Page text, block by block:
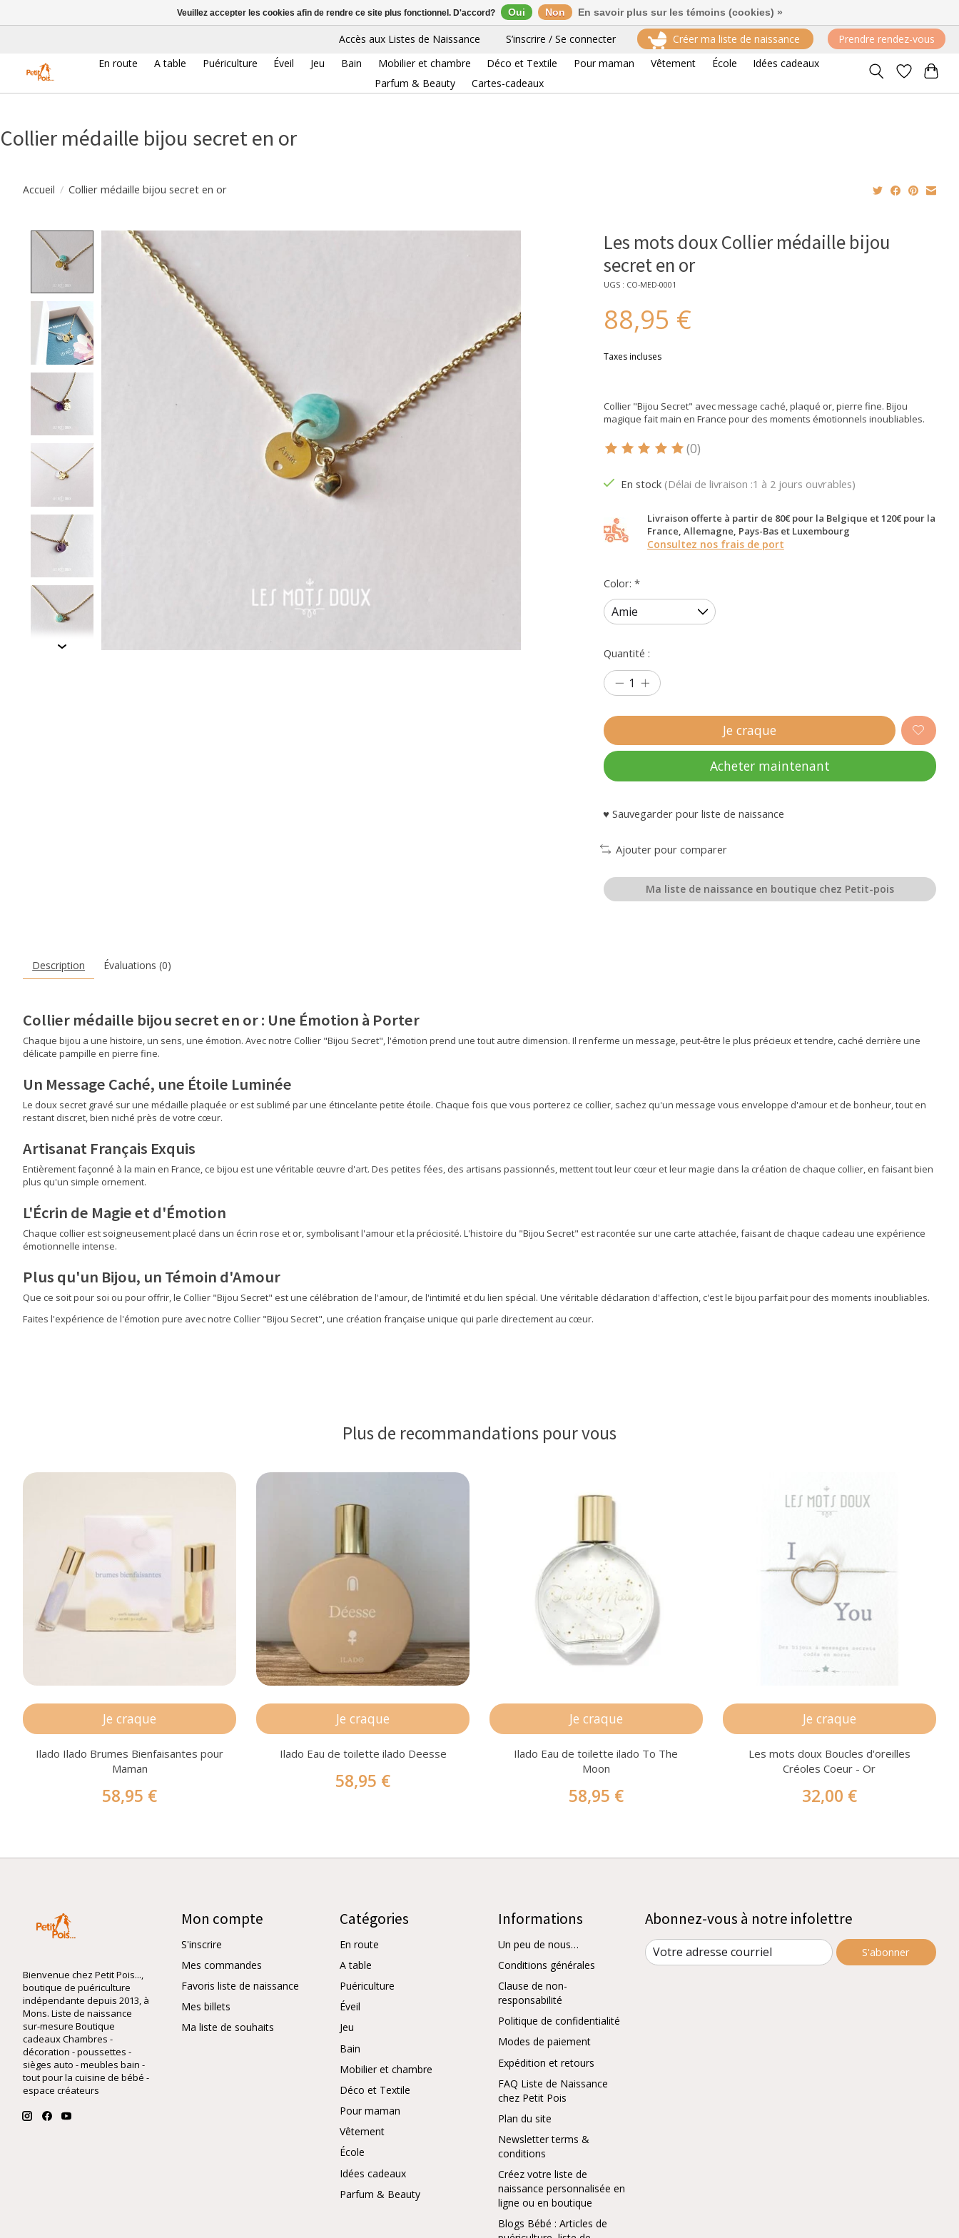
Accès aux Listes de Naissance S’inscrire / Se connecter Créer ma liste de naissance
Prendre rendez-vous
En route
A table Puériculture Éveil Jeu Bain Mobilier et chambre Déco et Textile Pour maman Vêtement École
Idées cadeaux
Parfum & Beauty
Cartes-cadeaux
Collier médaille bijou secret en or
Accueil / Collier médaille bijou secret en or
Product image slideshow Items
Les mots doux Collier médaille bijou
secret en or
UGS : CO-MED-0001
88,95 €
Taxes incluses
Collier "Bijou Secret" avec message caché, plaqué or, pierre fine. Bijou
magique fait main en France pour des moments émotionnels inoubliables.
Ce produit est évalué à
(0)
En stock (Délai de livraison :1 à 2 jours ouvrables)
Livraison offerte à partir de 80€ pour la Belgique et 120€ pour la
France, Allemagne, Pays-Bas et Luxembourg
Consultez nos frais de port
Color: *
Quantité :
Je craque
Acheter maintenant
♥ Sauvegarder pour liste de naissance
Ajouter pour comparer
Ma liste de naissance en boutique chez Petit-pois
Description Évaluations (0)
Collier médaille bijou secret en or : Une Émotion à Porter
Chaque bijou a une histoire, un sens, une émotion. Avec notre Collier "Bijou Secret", l'émotion prend une tout autre dimension. Il renferme un message, peut-être le plus précieux et tendre, caché derrière une
délicate pampille en pierre fine.
Un Message Caché, une Étoile Luminée
Le doux secret gravé sur une médaille plaquée or est sublimé par une étincelante petite étoile. Chaque fois que vous porterez ce collier, sachez qu'un message vous enveloppe d'amour et de bonheur, tout en
restant discret, bien niché près de votre cœur.
Artisanat Français Exquis
Entièrement façonné à la main en France, ce bijou est une véritable œuvre d'art. Des petites fées, des artisans passionnés, mettent tout leur cœur et leur magie dans la création de chaque collier, en faisant bien
plus qu'un simple ornement.
L'Écrin de Magie et d'Émotion
Chaque collier est soigneusement placé dans un écrin rose et or, symbolisant l'amour et la préciosité. L'histoire du "Bijou Secret" est racontée sur une carte attachée, faisant de chaque cadeau une expérience
émotionnelle intense.
Plus qu'un Bijou, un Témoin d'Amour
Que ce soit pour soi ou pour offrir, le Collier "Bijou Secret" est une célébration de l'amour, de l'intimité et du lien spécial. Une véritable déclaration d'affection, c'est le bijou parfait pour des moments inoubliables.
Faites l'expérience de l'émotion pure avec notre Collier "Bijou Secret", une création française unique qui parle directement au cœur.
Plus de recommandations pour vous
Articles du carrousel de produits
Je craque
Ilado Ilado Brumes Bienfaisantes pour
Maman
58,95 €
Je craque
Ilado Eau de toilette ilado Deesse
58,95 €
Je craque
Ilado Eau de toilette ilado To The
Moon
58,95 €
Je craque
Les mots doux Boucles d'oreilles
Créoles Coeur - Or
32,00 €
Bienvenue chez Petit Pois...,
boutique de puériculture
indépendante depuis 2013, à
Mons. Liste de naissance
sur-mesure Boutique
cadeaux Chambres -
décoration - poussettes -
sièges auto - meubles bain -
tout pour la cuisine de bébé -
espace créateurs
Mon compte
S'inscrire
Mes commandes
Favoris liste de naissance
Mes billets
Ma liste de souhaits
Catégories
En route
A table
Puériculture
Éveil
Jeu
Bain
Mobilier et chambre
Déco et Textile
Pour maman
Vêtement
École
Idées cadeaux
Parfum & Beauty
Informations
Un peu de nous…
Conditions générales
Clause de non-
responsabilité
Politique de confidentialité
Modes de paiement
Expédition et retours
FAQ Liste de Naissance
chez Petit Pois
Plan du site
Newsletter terms &
conditions
Créez votre liste de
naissance personnalisée en
ligne ou en boutique
Blogs Bébé : Articles de
Abonnez-vous à notre infolettre
S'abonner
Veuillez accepter les cookies afin de rendre ce site plus fonctionnel. D'accord? Oui Non En savoir plus sur les témoins (cookies) »